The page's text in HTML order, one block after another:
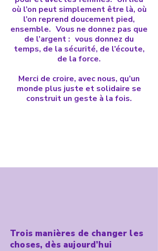
où l’on peut simplement être là, où
l’on reprend doucement pied,
ensemble. Vous ne donnez pas que
de l’argent : vous donnez du
temps, de la sécurité, de l’écoute,
de la force.
Merci de croire, avec nous, qu’un
monde plus juste et solidaire se
construit un geste à la fois.
Trois manières de changer les
choses, dès aujourd’hui